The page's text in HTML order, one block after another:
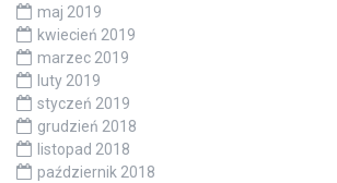
maj 2019
kwiecień 2019
marzec 2019
luty 2019
styczeń 2019
grudzień 2018
listopad 2018
październik 2018